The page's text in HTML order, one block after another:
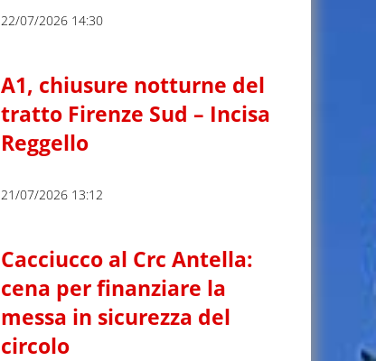
22/07/2026 14:30
A1, chiusure notturne del
tratto Firenze Sud – Incisa
Reggello
21/07/2026 13:12
Cacciucco al Crc Antella:
cena per finanziare la
messa in sicurezza del
circolo